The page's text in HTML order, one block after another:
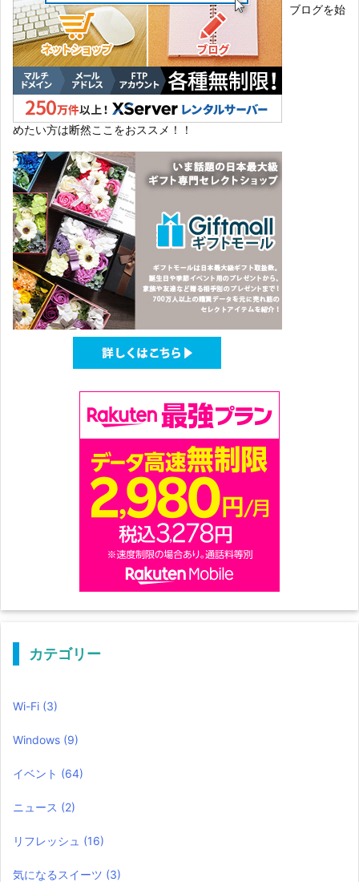
ブログを始
めたい方は断然ここをおススメ！！
カテゴリー
Wi-Fi (3)
Windows (9)
イベント (64)
ニュース (2)
リフレッシュ (16)
気になるスイーツ (3)